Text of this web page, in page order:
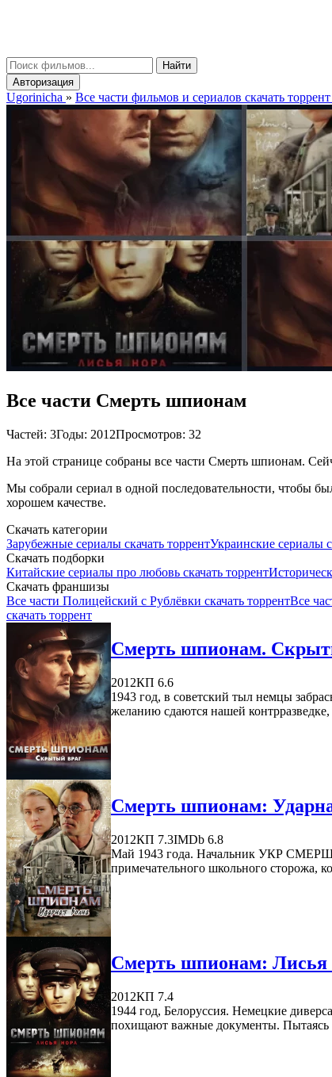
Найти
Авторизация
Ugorinicha » Все части фильмов и сериалов скачать торрент
Все части Смерть шпионам
Частей: 3Годы: 2012Просмотров: 32
На этой странице собраны все части Смерть шпионам.
Мы собрали сериал в одной последовательности, чтобы
хорошем качестве.
Скачать категории
Зарубежные сериалы скачать торрентУкраинские сериалы
Скачать подборки
Китайские сериалы про любовь скачать торрент
Скачать франшизы
Все части Полицейский с Рублёвки скачать торрентВсе
скачать торрент
Смерть шпионам.
2012КП 6.6
1943 год, в советский тыл немцы
желанию сдаются нашей
Смерть шпионам:
2012КП 7.3IMDb 6.8
Май 1943 года. Начальник УКР СМЕРШ
примечательного школьного сторожа,
Смерть шпионам: Лисья
2012КП 7.4
1944 год, Белоруссия. Немецкие
похищают важные документы. Пытаясь